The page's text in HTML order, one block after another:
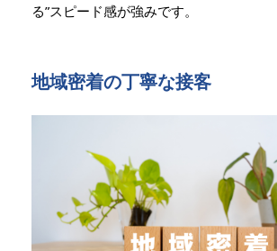
る”スピード感が強みです。
地域密着の丁寧な接客